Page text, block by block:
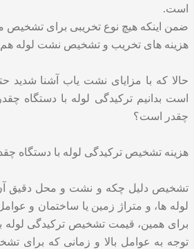
است.
ضمن اینکه هیچ نوع تخریبی برای
هزینه های تخریب و تشخیص نشت لوله
حالا که با مزایای نشت یاب آشنا شدید
است بدانیم ترکیدگی لوله با دستگاه
چقدر است؟
هزینه تشخیص ترکیدگی لوله با دستگاه
تشخیص دلیل چکه و نشت و محل دقیق
لوله ها، و متراژ زمین یا ساختمان و
برای همین، قیمت تشخیص ترکیدگی لوله
توجه به عوامل بالا و زمانی که برای